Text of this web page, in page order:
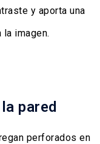
y aporta una
imagen.
pared
perforados en